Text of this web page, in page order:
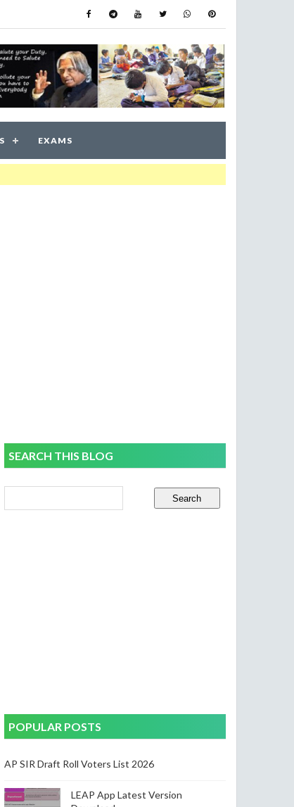
EXAMS
SEARCH THIS BLOG
POPULAR POSTS
AP SIR Draft Roll Voters List 2026
LEAP App Latest Version